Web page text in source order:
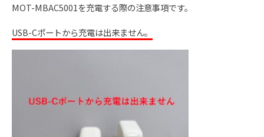
MOT-MBAC5001を充電する際の注意事項です。
USB-Cポートから充電は出来ません。